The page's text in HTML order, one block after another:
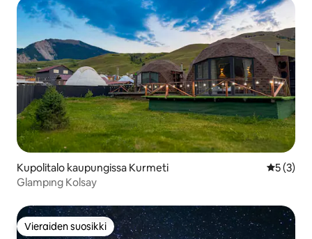
Kupolitalo kaupungissa Kurmeti
5 (3)
Glampıng Kolsay
Vieraiden suosikki
Vieraiden suosikki